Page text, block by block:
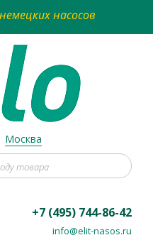
насосов
Москва
+7 (495) 744-86-42
info@elit-nasos.ru